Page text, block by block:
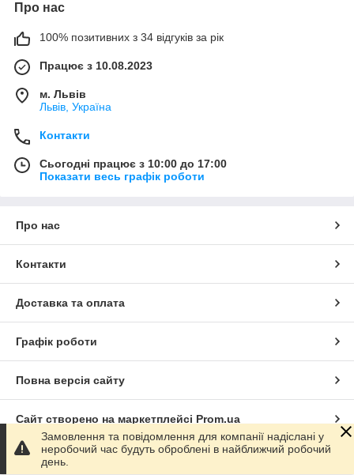
Про нас
100% позитивних з 34 відгуків за рік
Працює з 10.08.2023
м. Львів
Львів, Україна
Контакти
Сьогодні працює з 10:00 до 17:00
Показати весь графік роботи
Про нас
Контакти
Доставка та оплата
Графік роботи
Повна версія сайту
Сайт створено на маркетплейсі Prom.ua
Політика конфіденційності
Замовлення та повідомлення для компанії надіслані у
неробочий час будуть оброблені в найближчий робочий
день.